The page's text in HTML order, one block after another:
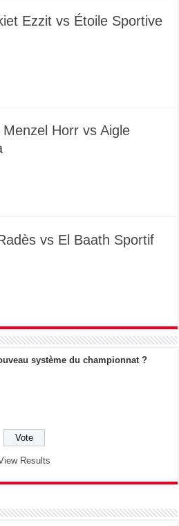
Ezzit vs Étoile Sportive
Horr vs Aigle
vs El Baath Sportif
système du championnat ?
Results